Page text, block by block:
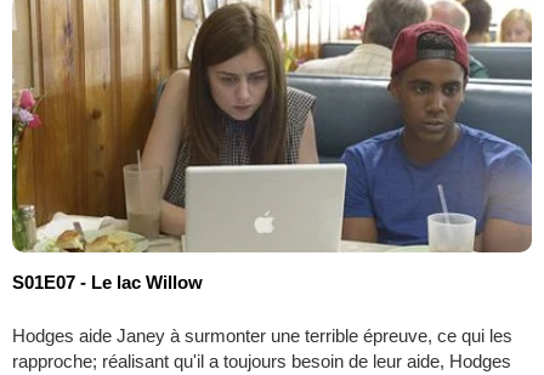
S01E07 - Le lac Willow
Hodges aide Janey à surmonter une terrible épreuve, ce qui les
rapproche; réalisant qu'il a toujours besoin de leur aide, Hodges